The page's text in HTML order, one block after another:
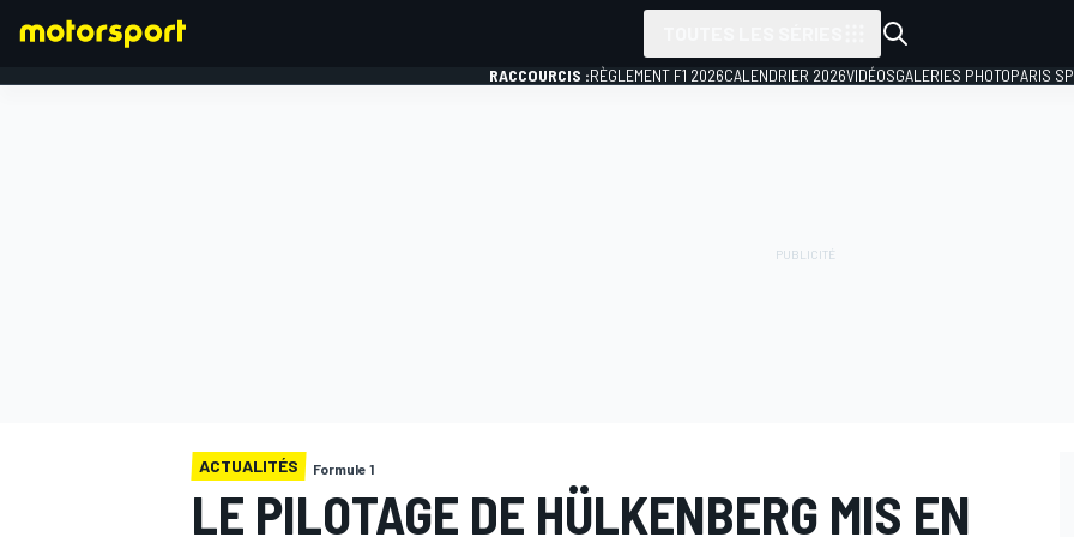
RACCOURCIS :RÈGLEMENT F1 2026CALENDRIER 2026VIDÉOSGALERIES PHOTOPARIS
ACTUALITÉS Formule 1
LE PILOTAGE DE HÜLKENBERG MIS EN